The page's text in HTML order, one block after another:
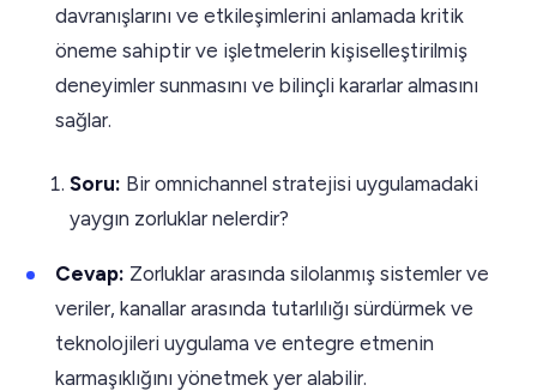
davranışlarını ve etkileşimlerini anlamada kritik
öneme sahiptir ve işletmelerin kişiselleştirilmiş
deneyimler sunmasını ve bilinçli kararlar almasını
sağlar.
Soru: Bir omnichannel stratejisi uygulamadaki
yaygın zorluklar nelerdir?
Cevap: Zorluklar arasında silolanmış sistemler ve
veriler, kanallar arasında tutarlılığı sürdürmek ve
teknolojileri uygulama ve entegre etmenin
karmaşıklığını yönetmek yer alabilir.